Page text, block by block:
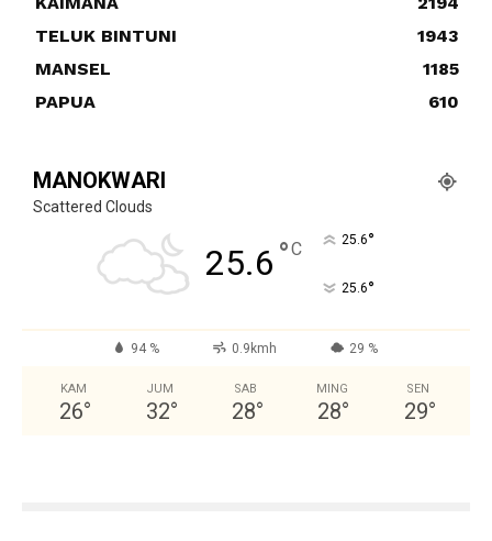
TELUK BINTUNI
1943
MANSEL
1185
PAPUA
610
MANOKWARI
Scattered Clouds
25.6 °C 25.6°
25.6°
94 % 0.9kmh 29 %
KAM
26°
JUM
32°
SAB
28°
MING
28°
SEN
29°